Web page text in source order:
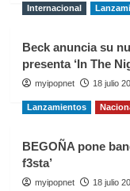
Internacional
Beck anuncia su
presenta ‘In The
myipopnet 18 julio
Lanzamientos
BEGOÑA pone
f3sta’
myipopnet 18 julio